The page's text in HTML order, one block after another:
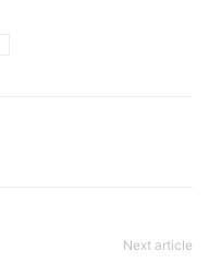
Next article